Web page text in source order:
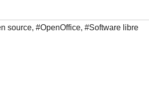
source, #OpenOffice, #Software libre